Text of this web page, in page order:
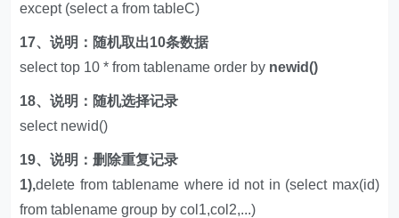
except (select a from tableC)
17、说明：随机取出10条数据
select top 10 * from tablename order by newid()
18、说明：随机选择记录
select newid()
19、说明：删除重复记录
1),delete from tablename where id not in (select max(id)
from tablename group by col1,col2,...)